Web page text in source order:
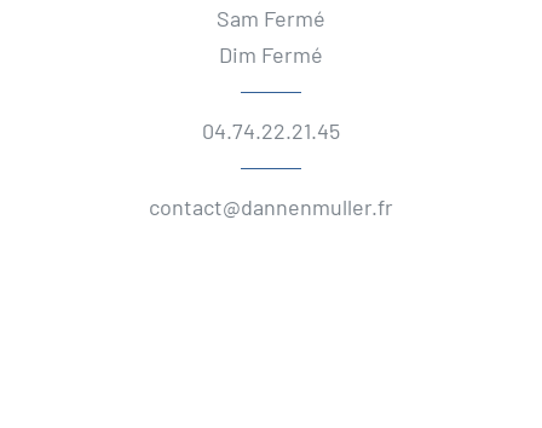
Sam Fermé
Dim Fermé
04.74.22.21.45
contact@dannenmuller.fr